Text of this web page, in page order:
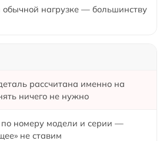
обычной нагрузке — большинству
рассчитана именно на
ничего не нужно
номеру модели и серии —
не ставим